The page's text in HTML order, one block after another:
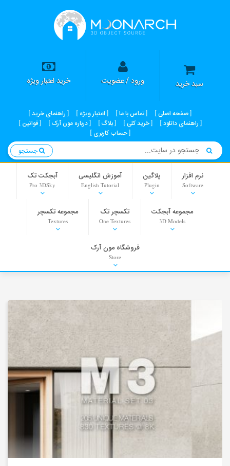
سبد خرید ورود / عضویت خرید اعتبار ویژه
صفحه اصلی تماس با ما اعتبار ویژه
راهنمای خرید
راهنمای دانلود
خرید کلی بلاگ درباره مون آرک
قوانین
حساب کاربری
نرم افزار
Software
پلاگین
Plugin
آموزش انگلیسی
English Tutorial
آبجکت تک
Pro 3DSky
مجموعه آبجکت
3D Models
تکسچر تک
One Textures
مجموعه تکسچر
Textures
PNG-PSD
Background
Stock Images
فروشگاه مون آرک
Store